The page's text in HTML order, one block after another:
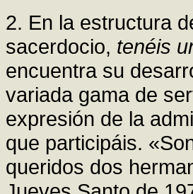
2. En la estructura
sacerdocio, tenéis
encuentra su
variada gama de
expresión de la
que participáis.
queridos dos